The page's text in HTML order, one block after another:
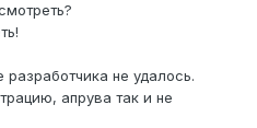
не удалось.
апрува так и не